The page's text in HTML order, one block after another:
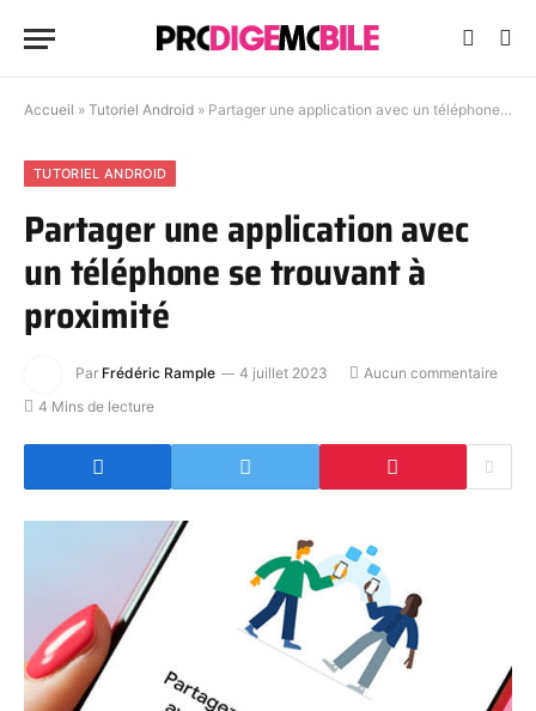
Accueil » Tutoriel Android » Partager une application avec un téléphone se trouvant à proximité
TUTORIEL ANDROID
Partager une application avec
un téléphone se trouvant à
proximité
Par Frédéric Rample 4 juillet 2023
Aucun commentaire
4 Mins de lecture